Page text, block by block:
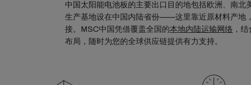
中国太阳能电池板的主要出口目的地包括欧洲、南北
生产基地设在中国内陆省份——这里靠近原材料产地
接。MSC中国凭借覆盖全国的本地内陆运输网络 ，
布局，随时为您的全球供应链提供有力支持。